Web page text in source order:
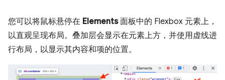
您可以将鼠标悬停在 Elements面板中的 Flexbox 元素上，
以直观呈现布局。叠加层会显示在元素上方，并使用虚线进
行布局，以显示其内容和项的位置。